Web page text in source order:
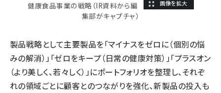
健康食品事業の戦略（IR資料から編
集部がキャプチャ）
製品戦略として主要製品を「マイナスをゼロに（個別の悩
みの解消）」「ゼロをキープ（日常の健康対策）」「プラスオン
（より美しく、若々しく）」にポートフォリオを整理し、それぞ
れの領域ごとに顧客とのつながりを強化、新製品の投入も